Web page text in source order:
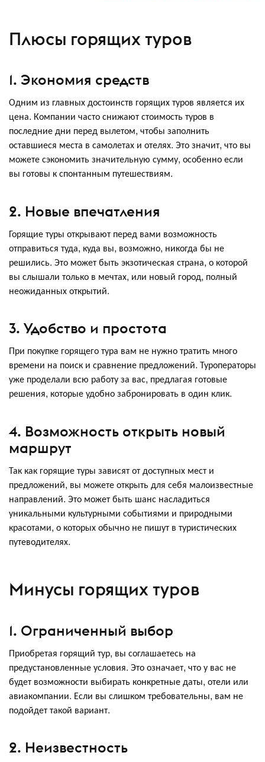
Плюсы горящих туров
1. Экономия средств
Одним из главных достоинств горящих туров является их
цена. Компании часто снижают стоимость туров в
последние дни перед вылетом, чтобы заполнить
оставшиеся места в самолетах и отелях. Это значит, что вы
можете сэкономить значительную сумму, особенно если
вы готовы к спонтанным путешествиям.
2. Новые впечатления
Горящие туры открывают перед вами возможность
отправиться туда, куда вы, возможно, никогда бы не
решились. Это может быть экзотическая страна, о которой
вы слышали только в мечтах, или новый город, полный
неожиданных открытий.
3. Удобство и простота
При покупке горящего тура вам не нужно тратить много
времени на поиск и сравнение предложений. Туроператоры
уже проделали всю работу за вас, предлагая готовые
решения, которые удобно забронировать в один клик.
4. Возможность открыть новый
маршрут
Так как горящие туры зависят от доступных мест и
предложений, вы можете открыть для себя малоизвестные
направлений. Это может быть шанс насладиться
уникальными культурными событиями и природными
красотами, о которых обычно не пишут в туристических
путеводителях.
Минусы горящих туров
1. Ограниченный выбор
Приобретая горящий тур, вы соглашаетесь на
предустановленные условия. Это означает, что у вас не
будет возможности выбирать конкретные даты, отели или
авиакомпании. Если вы слишком требовательны, вам не
подойдет такой вариант.
2. Неизвестность